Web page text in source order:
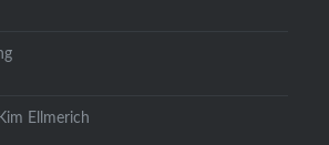
Ellmerich